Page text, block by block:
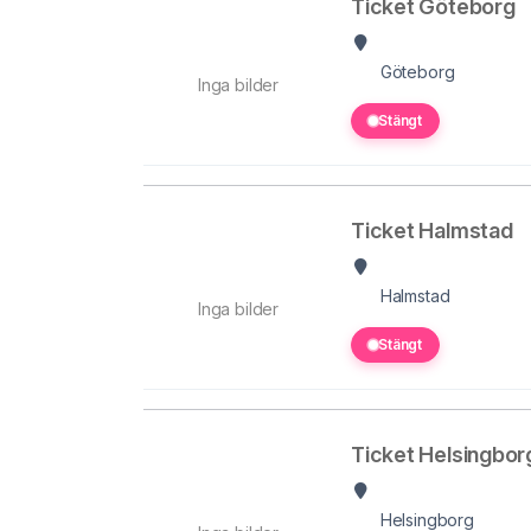
Inga bilder
Ticket Göteborg
Göteborg
Stängt
Inga bilder
Ticket Halmstad
Halmstad
Stängt
Ticket
Helsingborg